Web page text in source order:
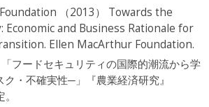
（2013） Towards the
Economic and Business Rationale for
Ellen MacArthur Foundation.
フードセキュリティの国際的潮流から学
・不確実性─」『農業経済研究』